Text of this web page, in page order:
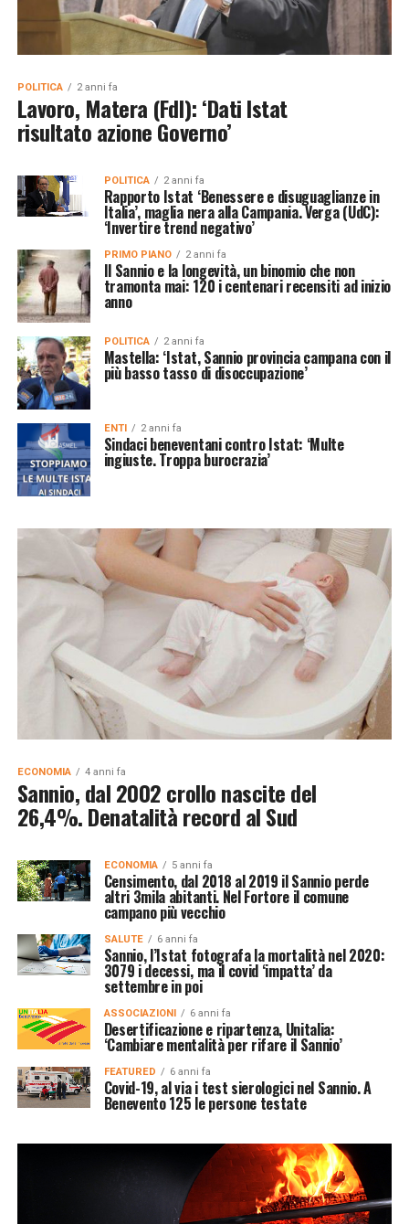
POLITICA 2 anni fa
Lavoro, Matera (FdI): ‘Dati Istat
risultato azione Governo’
POLITICA 2 anni fa
Rapporto Istat ‘Benessere e disuguaglianze in
Italia’, maglia nera alla Campania. Verga (UdC):
‘Invertire trend negativo’
PRIMO PIANO 2 anni fa
Il Sannio e la longevità, un binomio che non
tramonta mai: 120 i centenari recensiti ad inizio
anno
POLITICA 2 anni fa
Mastella: ‘Istat, Sannio provincia campana con il
più basso tasso di disoccupazione’
ENTI 2 anni fa
Sindaci beneventani contro Istat: ‘Multe
ingiuste. Troppa burocrazia’
ECONOMIA 4 anni fa
Sannio, dal 2002 crollo nascite del
26,4%. Denatalità record al Sud
ECONOMIA 5 anni fa
Censimento, dal 2018 al 2019 il Sannio perde
altri 3mila abitanti. Nel Fortore il comune
campano più vecchio
SALUTE 6 anni fa
Sannio, l’Istat fotografa la mortalità nel 2020:
3079 i decessi, ma il covid ‘impatta’ da
settembre in poi
ASSOCIAZIONI 6 anni fa
Desertificazione e ripartenza, Unitalia:
‘Cambiare mentalità per rifare il Sannio’
FEATURED 6 anni fa
Covid-19, al via i test sierologici nel Sannio. A
Benevento 125 le persone testate